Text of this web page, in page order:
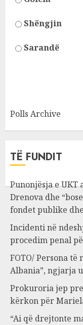
Shëngjin
Sarandë
Polls Archive
TË FUNDIT
Punonjësja e
Drenova dhe
fondet publike
Incidenti në
procedim penal
FOTO/ Persona të
Albania”, ngjarja
Prokuroria jep
kërkon për
“Ai që drejtonte